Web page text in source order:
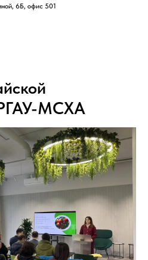
6Б, офис 501
МСХА